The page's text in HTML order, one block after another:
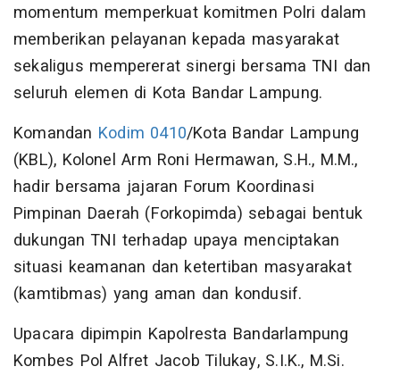
momentum memperkuat komitmen Polri dalam
memberikan pelayanan kepada masyarakat
sekaligus mempererat sinergi bersama TNI dan
seluruh elemen di Kota Bandar Lampung.
Komandan Kodim 0410/Kota Bandar Lampung
(KBL), Kolonel Arm Roni Hermawan, S.H., M.M.,
hadir bersama jajaran Forum Koordinasi
Pimpinan Daerah (Forkopimda) sebagai bentuk
dukungan TNI terhadap upaya menciptakan
situasi keamanan dan ketertiban masyarakat
(kamtibmas) yang aman dan kondusif.
Upacara dipimpin Kapolresta Bandarlampung
Kombes Pol Alfret Jacob Tilukay, S.I.K., M.Si.